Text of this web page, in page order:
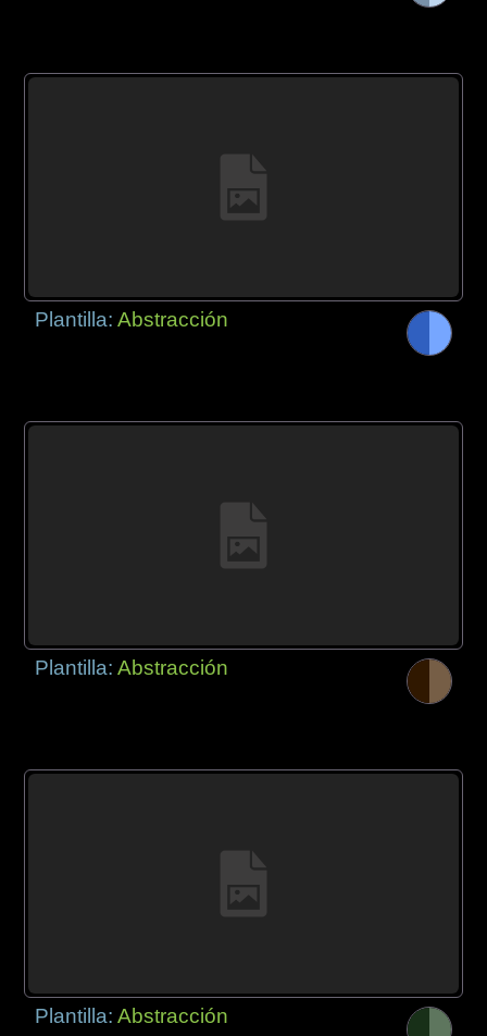
Plantilla:Abstracción
Plantilla:Abstracción
Plantilla:Abstracción